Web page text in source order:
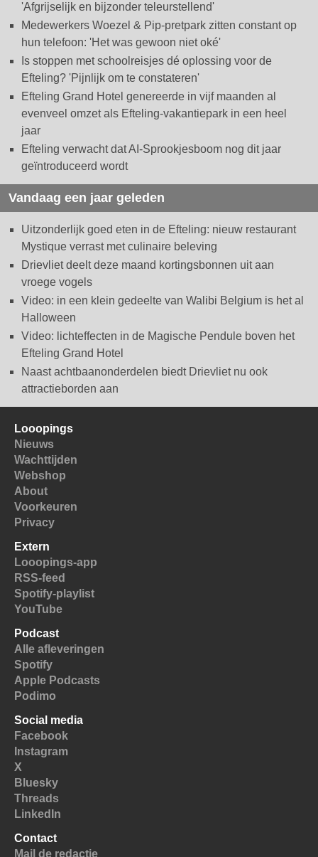
'Afgrijselijk en bijzonder teleurstellend'
Medewerkers Woezel & Pip-pretpark zitten constant op
hun telefoon: 'Het was gewoon niet oké'
Is stoppen met schoolreisjes dé oplossing voor de
Efteling? 'Pijnlijk om te constateren'
Efteling Grand Hotel genereerde in vijf maanden al
evenveel omzet als Efteling-vakantiepark in een heel
jaar
Efteling verwacht dat AI-Sprookjesboom nog dit jaar
geïntroduceerd wordt
Vandaag een jaar geleden
Uitzonderlijk goed eten in de Efteling: nieuw restaurant
Mystique verrast met culinaire beleving
Drievliet deelt deze maand kortingsbonnen uit aan
vroege vogels
Video: in een klein gedeelte van Walibi Belgium is het al
Halloween
Video: lichteffecten in de Magische Pendule boven het
Efteling Grand Hotel
Naast achtbaanonderdelen biedt Drievliet nu ook
attractieborden aan
Looopings
Nieuws
Wachttijden
Webshop
About
Voorkeuren
Privacy
Extern
Looopings-app
RSS-feed
Spotify-playlist
YouTube
Podcast
Alle afleveringen
Spotify
Apple Podcasts
Podimo
Social media
Facebook
Instagram
X
Bluesky
Threads
LinkedIn
Contact
Mail de redactie